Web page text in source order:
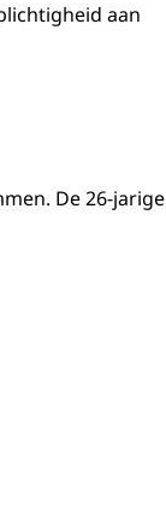
aan
De 26-jarige